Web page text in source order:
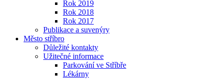
Rok 2019
Rok 2018
Rok 2017
Publikace a suvenýry
Město stříbro
Důležité kontakty
Užitečné informace
Parkování ve Stříbře
Lékárny